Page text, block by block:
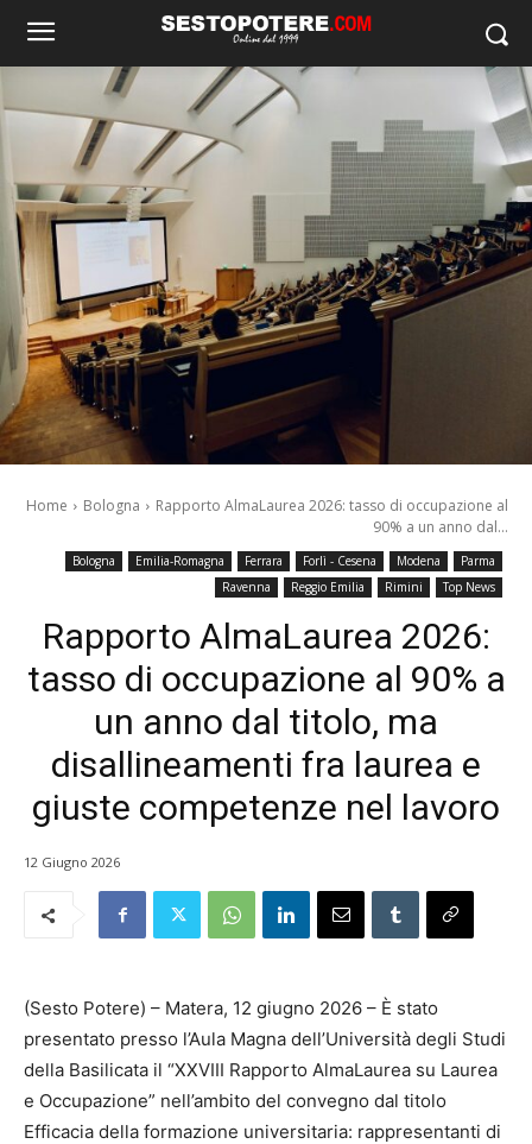
Home Bologna
Rapporto AlmaLaurea 2026: tasso di occupazione al
90% a un anno dal...
Bologna Emilia-Romagna Ferrara Forlì - Cesena Modena
Parma
Ravenna
Reggio Emilia Rimini Top News
Rapporto AlmaLaurea 2026:
tasso di occupazione al 90% a
un anno dal titolo, ma
disallineamenti fra laurea e
giuste competenze nel lavoro
12 Giugno 2026
(Sesto Potere) – Matera, 12 giugno 2026 – È stato
presentato presso l’Aula Magna dell’Università degli Studi
della Basilicata il “XXVIII Rapporto AlmaLaurea su Laurea
e Occupazione” nell’ambito del convegno dal titolo
Efficacia della formazione universitaria: rappresentanti di